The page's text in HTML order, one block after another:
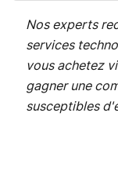
Nos experts
services
vous achetez
gagner une
susceptibles